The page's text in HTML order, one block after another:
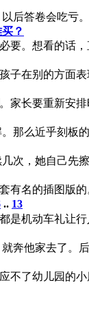
后答卷会吃亏
？
要。想看的话，
子在别的方面表
家长要重新安排
那么近乎刻板
次，她自己先
有名的插图版的
.. 13
是机动车礼让行
奔他家去了。
不了幼儿园的小